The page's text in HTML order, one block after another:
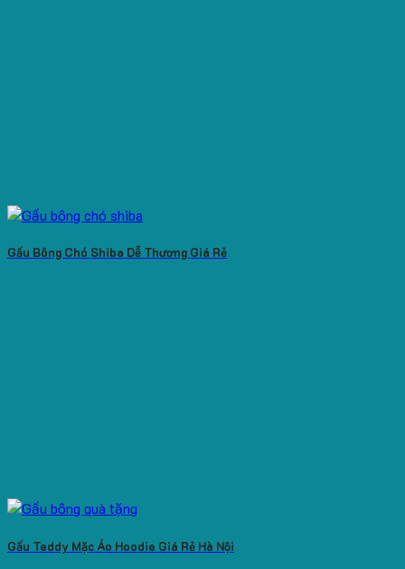
Gấu Bông Chó Shiba Dễ Thương Giá Rẻ
Gấu Teddy Mặc Áo Hoodie Giá Rẻ Hà Nội